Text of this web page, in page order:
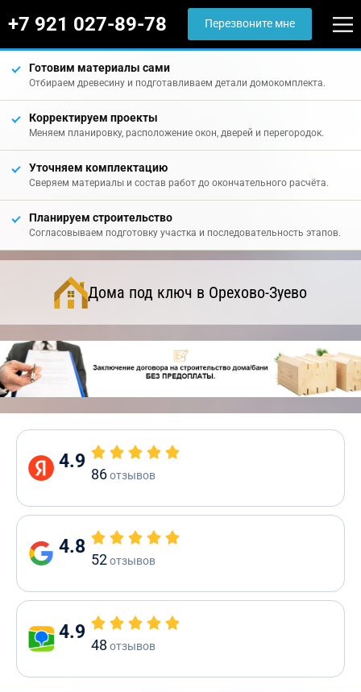
+7 921 027-89-78 Перезвоните мне
Готовим материалы сами
Отбираем древесину и подготавливаем детали домокомплекта.
Корректируем проекты
Меняем планировку, расположение окон, дверей и перегородок.
Уточняем комплектацию
Сверяем материалы и состав работ до окончательного расчёта.
Планируем строительство
Согласовываем подготовку участка и последовательность этапов.
Дома под ключ в Орехово-Зуево
4.9
86отзывов
4.8
52отзывов
4.9
48 отзывов